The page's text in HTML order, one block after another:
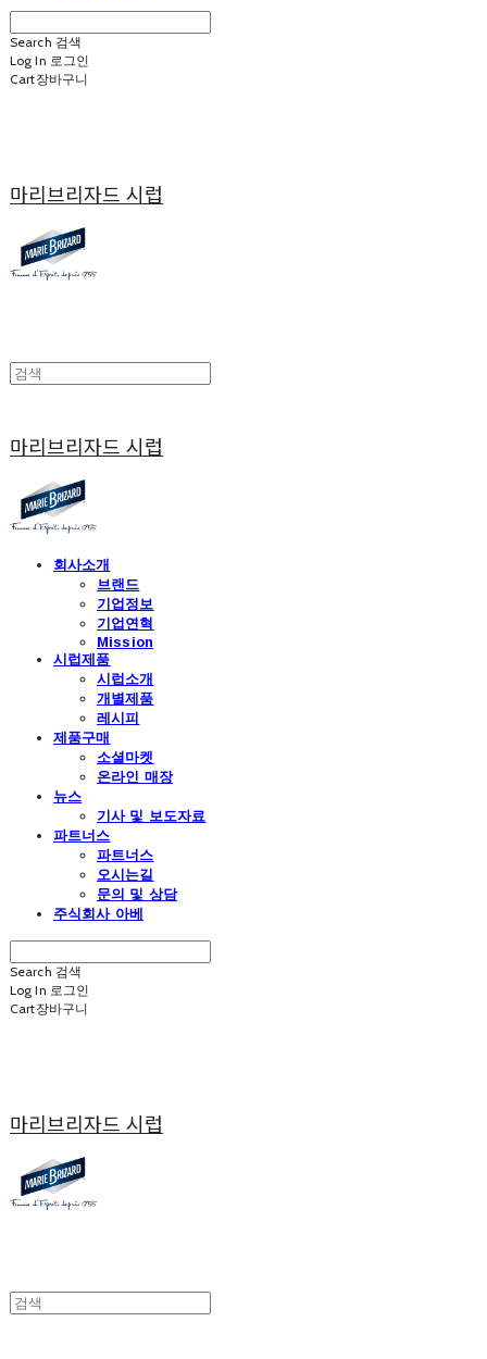
Search 검색
Log In 로그인
Cart장바구니
마리브리자드 시럽
마리브리자드 시럽
회사소개
브랜드
기업정보
기업연혁
Mission
시럽제품
시럽소개
개별제품
레시피
제품구매
소셜마켓
온라인 매장
뉴스
기사 및 보도자료
파트너스
파트너스
오시는길
문의 및 상담
주식회사 아베
Search 검색
Log In 로그인
Cart장바구니
마리브리자드 시럽